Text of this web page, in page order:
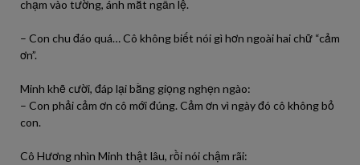
chạm vào tường, ánh mắt ngấn lệ.
– Con chu đáo quá… Cô không biết nói gì hơn ngoài hai chữ “cảm
ơn”.
Minh khẽ cười, đáp lại bằng giọng nghẹn ngào:
– Con phải cảm ơn cô mới đúng. Cảm ơn vì ngày đó cô không bỏ
con.
Cô Hương nhìn Minh thật lâu, rồi nói chậm rãi: